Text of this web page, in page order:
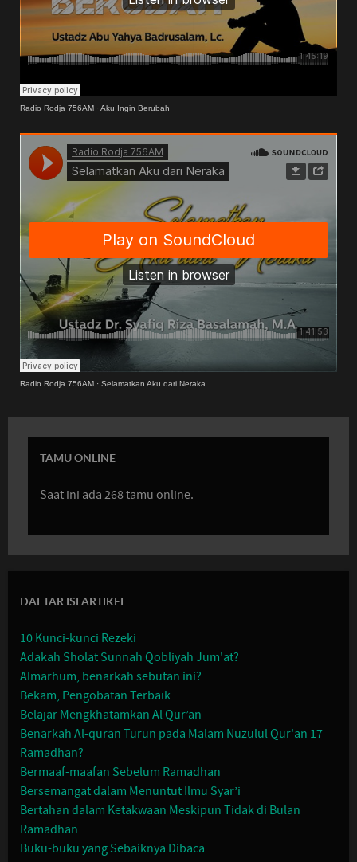
Radio Rodja 756AM ·Aku Ingin Berubah
Radio Rodja 756AM · Selamatkan Aku dari Neraka
TAMU ONLINE
Saat ini ada 268 tamu online.
DAFTAR ISI ARTIKEL
10 Kunci-kunci Rezeki
Adakah Sholat Sunnah Qobliyah Jum'at?
Almarhum, benarkah sebutan ini?
Bekam, Pengobatan Terbaik
Belajar Mengkhatamkan Al Qur’an
Benarkah Al-quran Turun pada Malam Nuzulul Qur'an 17
Ramadhan?
Bermaaf-maafan Sebelum Ramadhan
Bersemangat dalam Menuntut Ilmu Syar’i
Bertahan dalam Ketakwaan Meskipun Tidak di Bulan
Ramadhan
Buku-buku yang Sebaiknya Dibaca